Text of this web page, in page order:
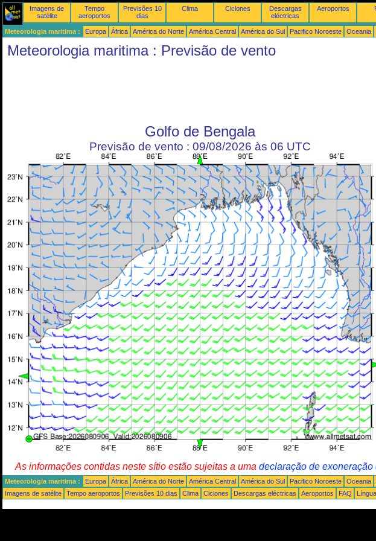
Imagens de
satélite
Tempo
aeroportos
Previsões 10
dias
Clima Ciclones
Descargas
eléctricas
Aeroportos
Meteorologia maritima : Europa África América do Norte América Central América do Sul Pacifico Noroeste Oceania
Meteorologia maritima : Previsão de vento
Golfo de Bengala
Previsão de vento : 09/08/2026 às 06 UTC
As informações contidas neste sítio estão sujeitas a uma declaração de
Meteorologia maritima : Europa África América do Norte América Central América do Sul Pacifico Noroeste Oceania
Imagens de satélite
Tempo aeroportos Previsões 10 dias Clima Ciclones Descargas eléctricas Aeroportos FAQ